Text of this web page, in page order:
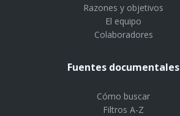
Razones y objetivos
El equipo
Colaboradores
Fuentes documentales
Cómo buscar
Filtros A-Z